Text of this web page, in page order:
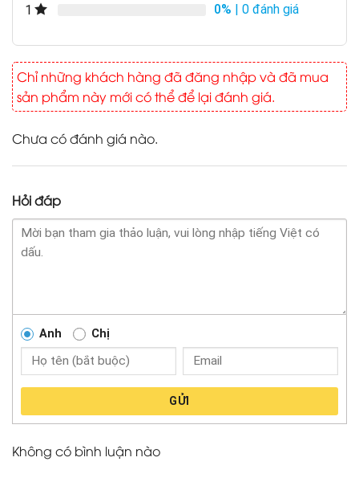
1
0% | 0 đánh giá
Chỉ những khách hàng đã đăng nhập và đã mua
sản phẩm này mới có thể để lại đánh giá.
Chưa có đánh giá nào.
Hỏi đáp
Anh Chị
GỬI
Không có bình luận nào